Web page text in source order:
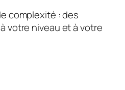
complexité : des
votre niveau et à votre